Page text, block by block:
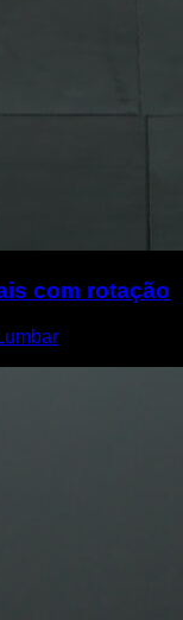
com rotação